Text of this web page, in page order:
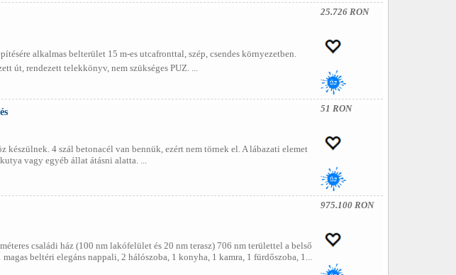
alkalmas belterület 15 m-es utcafronttal, szép, csendes környezetben.
út, rendezett telekkönyv, nem szükséges PUZ. ...
25.726 RON
4 szál betonacél van bennük, ezért nem törnek el. A lábazati elemet
vagy egyéb állat átásni alatta. ...
51 RON
családi ház (100 nm lakófelület és 20 nm terasz) 706 nm területtel a belső
beltéri elegáns nappali, 2 hálószoba, 1 konyha, 1 kamra, 1 fürdőszoba, 1...
975.100 RON